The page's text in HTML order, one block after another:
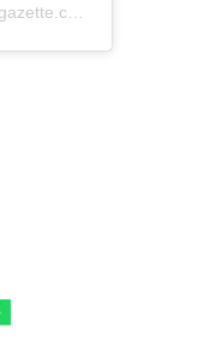
Une publication partagée par pipegazette.com (@pipegazette)